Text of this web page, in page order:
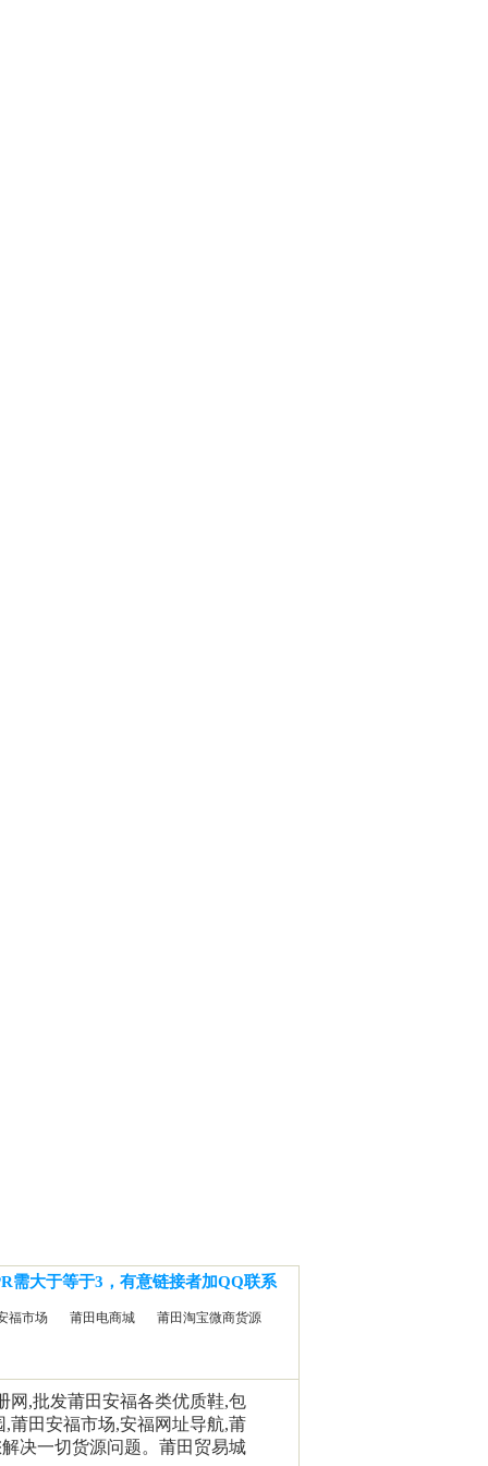
需大于等于3，有意链接者加QQ联系
福市场 莆田电商城 莆田淘宝微商货源
网,批发莆田安福各类优质鞋,包
莆田安福市场,安福网址导航,莆
决一切货源问题。莆田贸易城